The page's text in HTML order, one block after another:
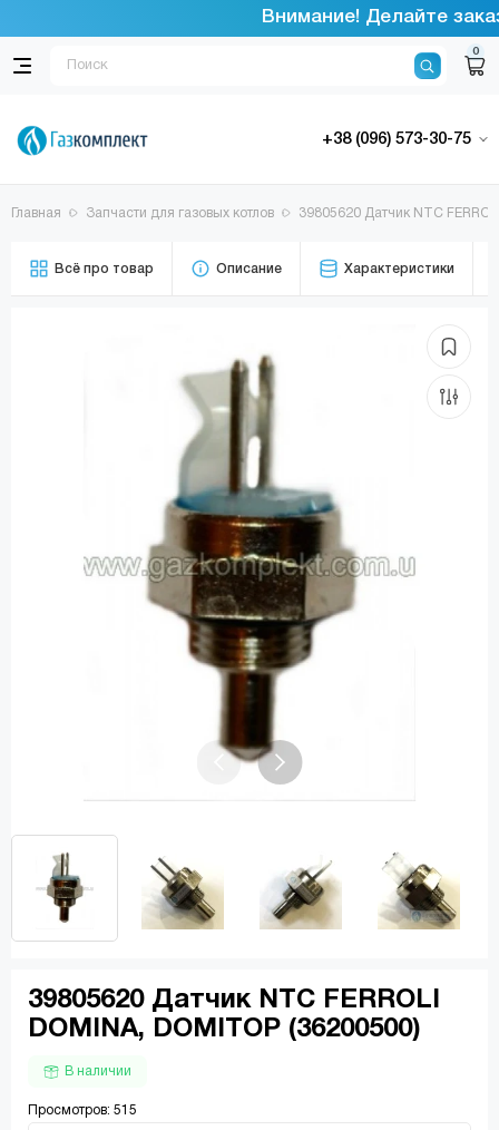
Внимание! Делайте
0
+38 (096) 573-30-75
Главная Запчасти для газовых котлов 39805620 Датчик NTC
Всё про товар Описание Характеристики
39805620 Датчик NTC FERROLI
DOMINA, DOMITOP (36200500)
В наличии
Просмотров: 515